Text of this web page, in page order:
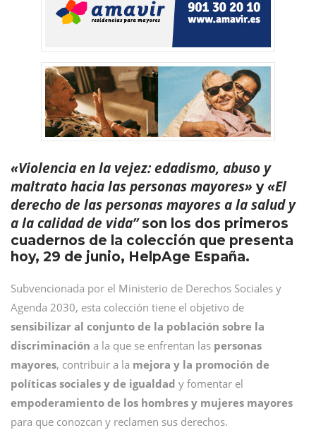
«Violencia en la vejez: edadismo, abuso y
maltrato hacia las personas mayores» y«El
derecho de las personas mayores a la salud y
a la calidad de vida”son los dos primeros
cuadernos de la colección que presenta
hoy, 29 de junio, HelpAge España.
Subvencionada por el Ministerio de Derechos Sociales y
Agenda 2030, esta colección tiene el objetivo de
sensibilizar al conjunto de la población sobre la
discriminación a la que se enfrentan las personas
mayores, contribuir a la mejora y la promoción de
políticas sociales y de igualdad y fomentar el
empoderamiento de los hombres y mujeres mayores
para que conozcan y reclamen sus derechos.